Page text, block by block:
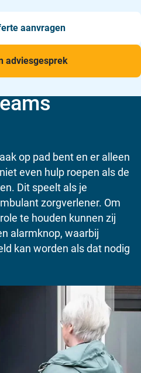
Menu
aanvragen
adviesgesprek
voor
op pad bent en er alleen
even hulp roepen als de
Dit speelt als je
zorgverlener. Om
te houden kunnen zij
alarmknop, waarbij
kan worden als dat nodig